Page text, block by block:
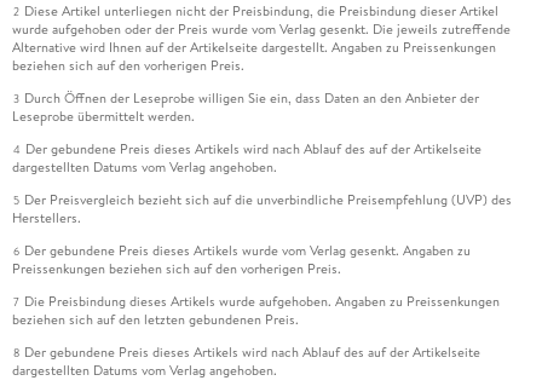
2 Diese Artikel unterliegen nicht der Preisbindung, die Preisbindung dieser Artikel
wurde aufgehoben oder der Preis wurde vom Verlag gesenkt. Die jeweils zutreffende
Alternative wird Ihnen auf der Artikelseite dargestellt. Angaben zu Preissenkungen
beziehen sich auf den vorherigen Preis.
3 Durch Öffnen der Leseprobe willigen Sie ein, dass Daten an den Anbieter der
Leseprobe übermittelt werden.
4 Der gebundene Preis dieses Artikels wird nach Ablauf des auf der Artikelseite
dargestellten Datums vom Verlag angehoben.
5 Der Preisvergleich bezieht sich auf die unverbindliche Preisempfehlung (UVP) des
Herstellers.
6 Der gebundene Preis dieses Artikels wurde vom Verlag gesenkt. Angaben zu
Preissenkungen beziehen sich auf den vorherigen Preis.
7 Die Preisbindung dieses Artikels wurde aufgehoben. Angaben zu Preissenkungen
beziehen sich auf den letzten gebundenen Preis.
8 Der gebundene Preis dieses Artikels wird nach Ablauf des auf der Artikelseite
dargestellten Datums vom Verlag angehoben.